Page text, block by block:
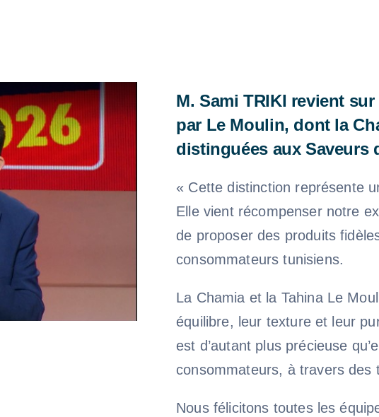
M. Sami TRIKI revient
par Le Moulin, dont la
distinguées aux Saveurs
« Cette distinction représente
Elle vient récompenser notre
de proposer des produits
consommateurs tunisiens.
La Chamia et la Tahina Le
équilibre, leur texture et leur
est d’autant plus précieuse
consommateurs, à travers des
Nous félicitons toutes les